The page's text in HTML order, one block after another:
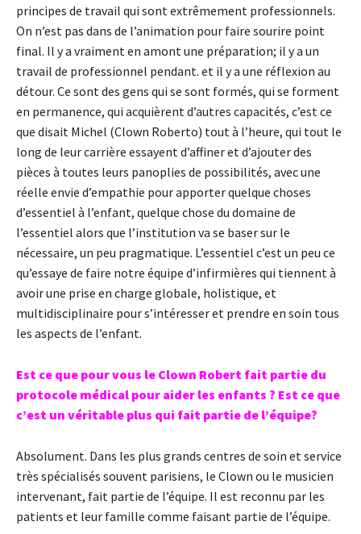
principes de travail qui sont extrêmement professionnels.
On n’est pas dans de l’animation pour faire sourire point
final. Il y a vraiment en amont une préparation; il y a un
travail de professionnel pendant. et il y a une réflexion au
détour. Ce sont des gens qui se sont formés, qui se forment
en permanence, qui acquièrent d’autres capacités, c’est ce
que disait Michel (Clown Roberto) tout à l’heure, qui tout le
long de leur carrière essayent d’affiner et d’ajouter des
pièces à toutes leurs panoplies de possibilités, avec une
réelle envie d’empathie pour apporter quelque choses
d’essentiel à l’enfant, quelque chose du domaine de
l’essentiel alors que l’institution va se baser sur le
nécessaire, un peu pragmatique. L’essentiel c’est un peu ce
qu’essaye de faire notre équipe d’infirmières qui tiennent à
avoir une prise en charge globale, holistique, et
multidisciplinaire pour s’intéresser et prendre en soin tous
les aspects de l’enfant.
Est ce que pour vous le Clown Robert fait partie du
protocole médical pour aider les enfants ? Est ce que
c’est un véritable plus qui fait partie de l’équipe?
Absolument. Dans les plus grands centres de soin et service
très spécialisés souvent parisiens, le Clown ou le musicien
intervenant, fait partie de l’équipe. Il est reconnu par les
patients et leur famille comme faisant partie de l’équipe.